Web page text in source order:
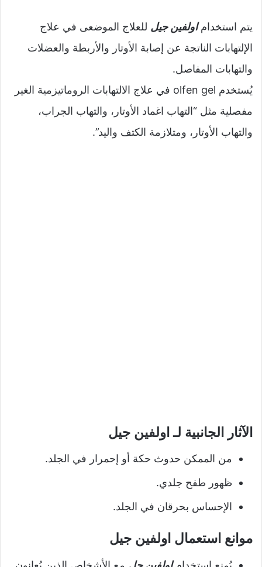
يتم استخداماولفين جيل للعلاج الموضعى في علاج
الإلتهابات الناتجة عن إصابة الأوتار والأربطة والعضلات
والتهابات المفاصل.
يُستخدم olfen gel في علاج الالتهابات الروماتيزمية الغير
مفصلية مثل “التهاب اغماد الأوتار، والتهاب الجراب،
والتهاب الأوتار، ومتلازمة الكتف واليد”.
الآثار الجانبية لـ اولفين جيل
من الممكن حدوث حكة أو إحمرار في الجلد.
ظهور طفح جلدي.
الإحساس بحرقان في الجلد.
موانع استعمال اولفين جيل